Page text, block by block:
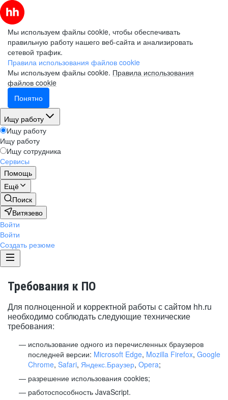
Мы используем файлы cookie, чтобы обеспечивать
правильную работу нашего веб-сайта и анализировать
сетевой трафик.
Правила использования файлов cookie
Мы используем файлы cookie. Правила использования
файлов cookie
Понятно
Ищу работу
Ищу работу
Ищу работу
Ищу сотрудника
Сервисы
Помощь
Ещё
Поиск
Витязево
Войти
Войти
Создать резюме
Требования к ПО
Для полноценной и корректной работы с сайтом hh.ru
необходимо соблюдать следующие технические
требования:
использование одного из перечисленных браузеров
последней версии: Microsoft Edge, Mozilla Firefox, Google
Chrome, Safari, Яндекс.Браузер, Opera;
разрешение использования cookies;
работоспособность JavaScript.